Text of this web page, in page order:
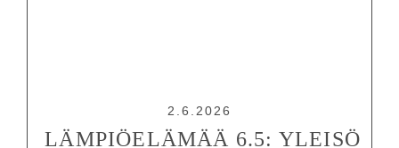
2.6.2026
LÄMPIÖELÄMÄÄ 6.5: YLEISÖ